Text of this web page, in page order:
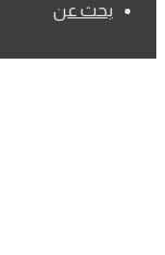
بحث عن